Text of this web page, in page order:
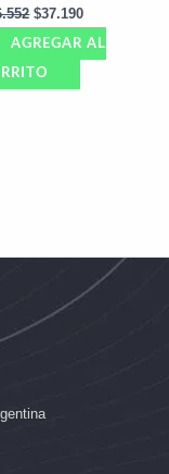
$37.190
AGREGAR AL